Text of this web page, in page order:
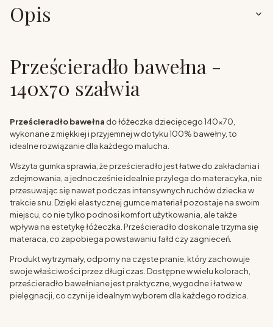
Opis
Prześcieradło bawełna -
140x70 szałwia
Prześcieradło bawełna do łóżeczka dziecięcego 140x70,
wykonane z miękkiej i przyjemnej w dotyku 100% bawełny, to
idealne rozwiązanie dla każdego malucha.
Wszyta gumka sprawia, że prześcieradło jest łatwe do zakładania i
zdejmowania, a jednocześnie idealnie przylega do materacyka, nie
przesuwając się nawet podczas intensywnych ruchów dziecka w
trakcie snu. Dzięki elastycznej gumce materiał pozostaje na swoim
miejscu, co nie tylko podnosi komfort użytkowania, ale także
wpływa na estetykę łóżeczka. Prześcieradło doskonale trzyma się
materaca, co zapobiega powstawaniu fałd czy zagnieceń.
Produkt wytrzymały, odporny na częste pranie, który zachowuje
swoje właściwości przez długi czas. Dostępne w wielu kolorach,
prześcieradło bawełniane jest praktyczne, wygodne i łatwe w
pielęgnacji, co czyni je idealnym wyborem dla każdego rodzica.